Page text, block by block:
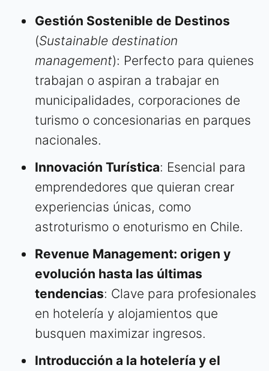
Gestión Sostenible de Destinos
(Sustainable destination
management): Perfecto para quienes
trabajan o aspiran a trabajar en
municipalidades, corporaciones de
turismo o concesionarias en parques
nacionales.
Innovación Turística: Esencial para
emprendedores que quieran crear
experiencias únicas, como
astroturismo o enoturismo en Chile.
Revenue Management: origen y
evolución hasta las últimas
tendencias: Clave para profesionales
en hotelería y alojamientos que
busquen maximizar ingresos.
Introducción a la hotelería y el